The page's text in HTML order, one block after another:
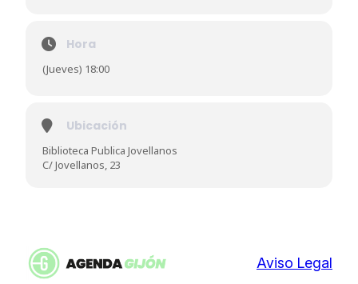
Hora
(Jueves) 18:00
Ubicación
Biblioteca Publica Jovellanos
C/ Jovellanos, 23
Aviso Legal